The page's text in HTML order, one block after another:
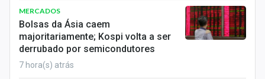
MERCADOS
Bolsas da Ásia caem
majoritariamente; Kospi volta a ser
derrubado por semicondutores
7 hora(s) atrás